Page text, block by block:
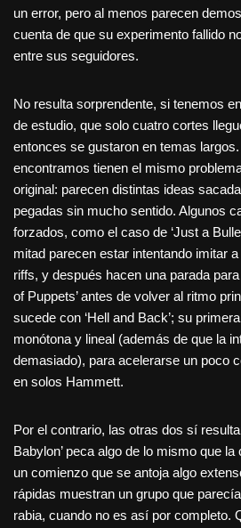
un error, pero al menos parecen
cuenta de que su experimento fallido
entre sus seguidores.
No resulta sorprendente, si tenemos
de estudio, que solo cuatro cortes
entonces se gustaron en temas
encontramos tienen el mismo
original: parecen distintas ideas
pegadas sin mucho sentido. Algunos
forzados, como el caso de ‘Just a
mitad parecen estar intentando imitar
riffs, y después hacen una parada
of Puppets’ antes de volver al ritmo
sucede con ‘Hell and Back’; su
monótona y lineal (además de que la
demasiado), para acelerarse un poco
en solos Hammett.
Por el contrario, las otras dos sí
Babylon’ peca algo de lo mismo que
un comienzo que se antoja algo
rápidas muestran un grupo que
rabia, cuando no es así por completo.